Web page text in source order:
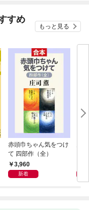
すめ
もっと見る
赤頭巾ちゃん気をつけ
て 四部作（全）
3,960
新着